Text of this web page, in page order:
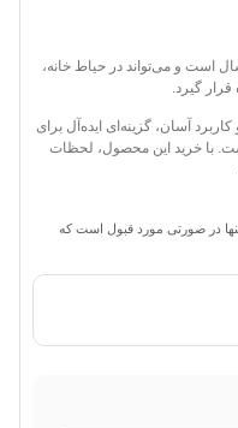
استخر بادی مناسب برای کودکان بالای 2 سال است و می‌تواند در حیاط خانه،
قرار گیرد.
آسان، گزینه‌ای ایده‌آل برای
با خرید این محصول، لحظات
در صورتی مورد قبول است که